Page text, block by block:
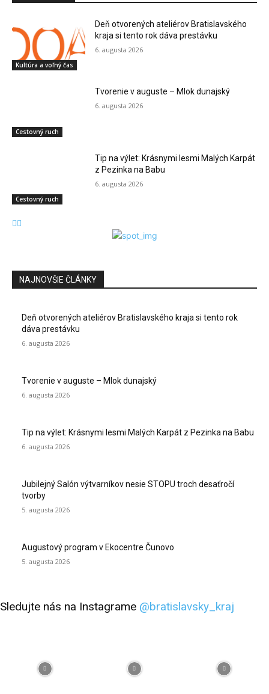
Kultúra a voľný čas
Deň otvorených ateliérov Bratislavského
kraja si tento rok dáva prestávku
6. augusta 2026
Cestovný ruch
Tvorenie v auguste – Mlok dunajský
6. augusta 2026
Cestovný ruch
Tip na výlet: Krásnymi lesmi Malých Karpát
z Pezinka na Babu
6. augusta 2026
NAJNOVŠIE ČLÁNKY
Deň otvorených ateliérov Bratislavského kraja si tento rok
dáva prestávku
6. augusta 2026
Tvorenie v auguste – Mlok dunajský
6. augusta 2026
Tip na výlet: Krásnymi lesmi Malých Karpát z Pezinka na Babu
6. augusta 2026
Jubilejný Salón výtvarníkov nesie STOPU troch desaťročí
tvorby
5. augusta 2026
Augustový program v Ekocentre Čunovo
5. augusta 2026
Sledujte nás na Instagrame @bratislavsky_kraj